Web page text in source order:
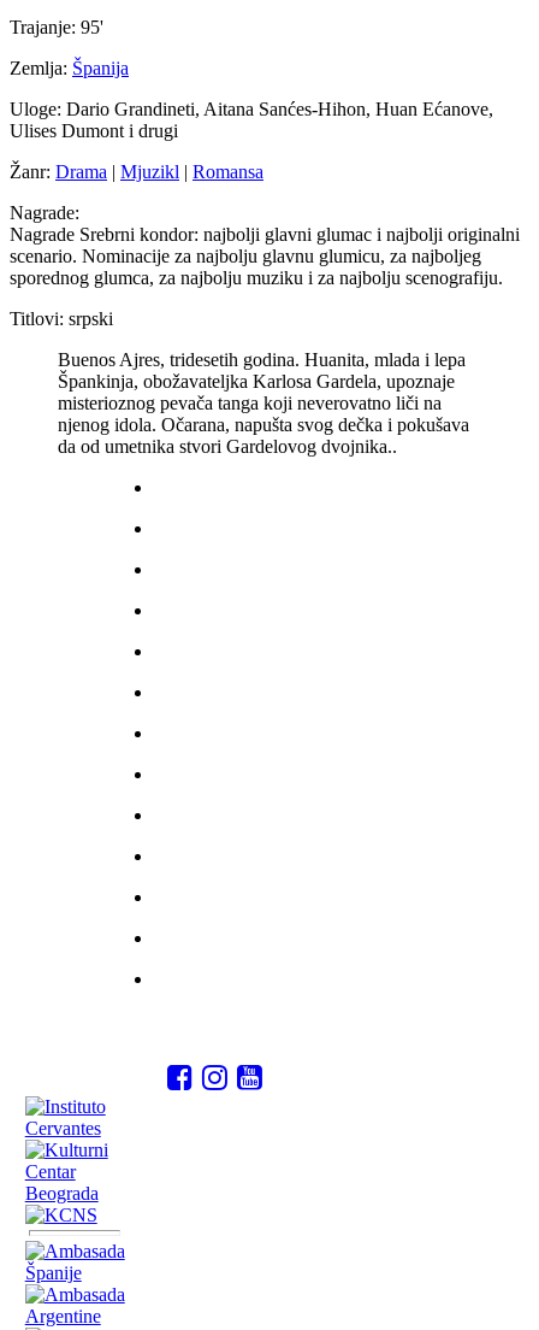
Trajanje: 95'
Zemlja: Španija
Uloge: Dario Grandineti, Aitana Sanćes-Hihon, Huan Ećanove,
Ulises Dumont i drugi
Žanr: Drama | Mjuzikl | Romansa
Nagrade:
Nagrade Srebrni kondor: najbolji glavni glumac i najbolji originalni
scenario. Nominacije za najbolju glavnu glumicu, za najboljeg
sporednog glumca, za najbolju muziku i za najbolju scenografiju.
Titlovi: srpski
Buenos Ajres, tridesetih godina. Huanita, mlada i lepa
Špankinja, obožavateljka Karlosa Gardela, upoznaje
misterioznog pevača tanga koji neverovatno liči na
njenog idola. Očarana, napušta svog dečka i pokušava
da od umetnika stvori Gardelovog dvojnika..